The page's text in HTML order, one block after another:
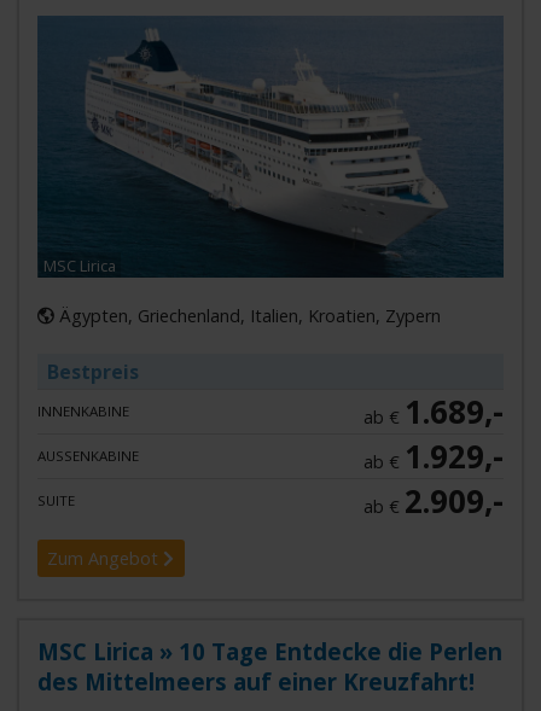
MSC Lirica
Ägypten, Griechenland, Italien, Kroatien, Zypern
Bestpreis
INNENKABINE ab € 1.689,-
AUSSENKABINE ab € 1.929,-
SUITE ab € 2.909,-
Zum Angebot
MSC Lirica » 10 Tage Entdecke die Perlen
des Mittelmeers auf einer Kreuzfahrt!